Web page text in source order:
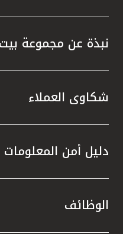
نبذة عن مجموعة
شكاوى العملاء
دليل أمن المعلومات
الوظائف